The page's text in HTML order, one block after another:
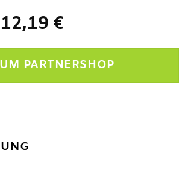
Ursprünglicher
war:
22,19 €
12,19 €Aktueller
ist:
12,19 €.
PARTNERSHOP